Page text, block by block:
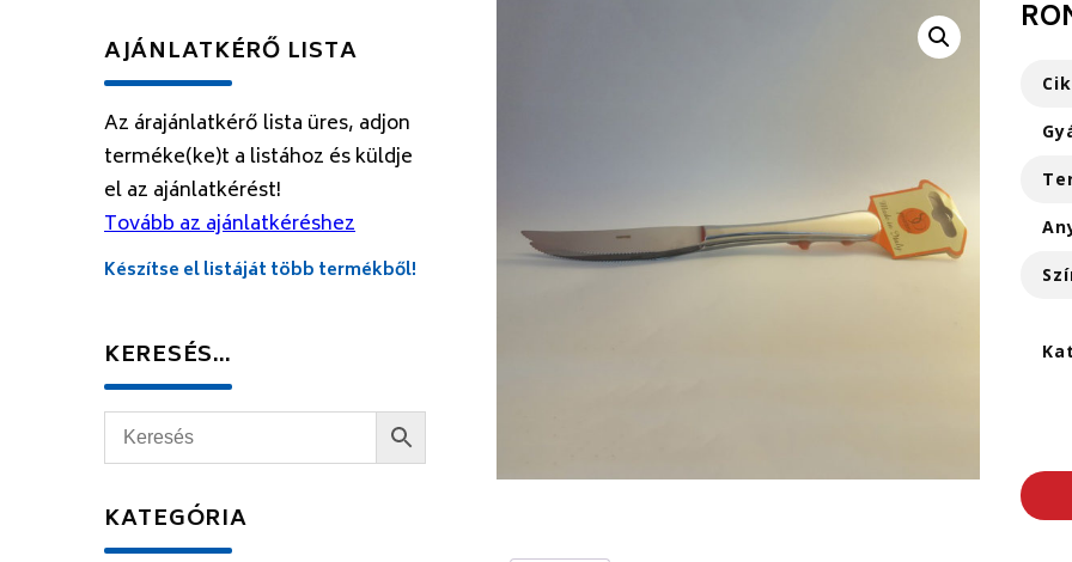
AJÁNLATKÉRŐ LISTA
Az árajánlatkérő lista üres, adjon
terméke(ke)t a listához és küldje
el az ajánlatkérést!
Tovább az ajánlatkéréshez
Készítse el listáját több termékből!
KERESÉS…
KATEGÓRIA